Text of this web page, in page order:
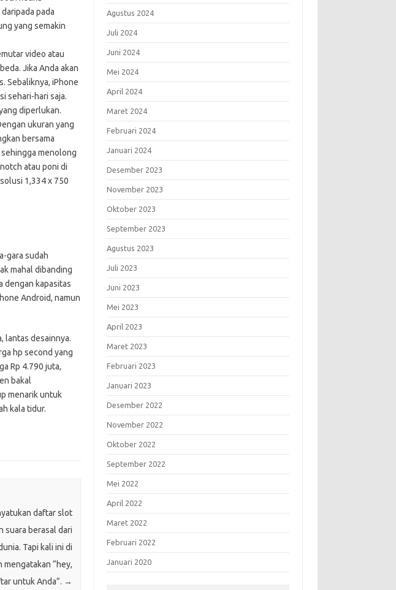
pada
yang semakin
video atau
Jika Anda akan
Sebaliknya, iPhone
sehari-hari saja.
diperlukan.
ukuran yang
bersama
menolong
atau poni di
1,334 x 750
gara sudah
mahal dibanding
dengan kapasitas
Android, namun
lantas desainnya.
hp second yang
Rp 4.790 juta,
bakal
menarik untuk
kala tidur.
daftar slot
suara berasal dari
Tapi kali ini di
mengatakan “hey,
untuk Anda”. →
Agustus 2024
Juli 2024
Juni 2024
Mei 2024
April 2024
Maret 2024
Februari 2024
Januari 2024
Desember 2023
November 2023
Oktober 2023
September 2023
Agustus 2023
Juli 2023
Juni 2023
Mei 2023
April 2023
Maret 2023
Februari 2023
Januari 2023
Desember 2022
November 2022
Oktober 2022
September 2022
Mei 2022
April 2022
Maret 2022
Februari 2022
Januari 2020